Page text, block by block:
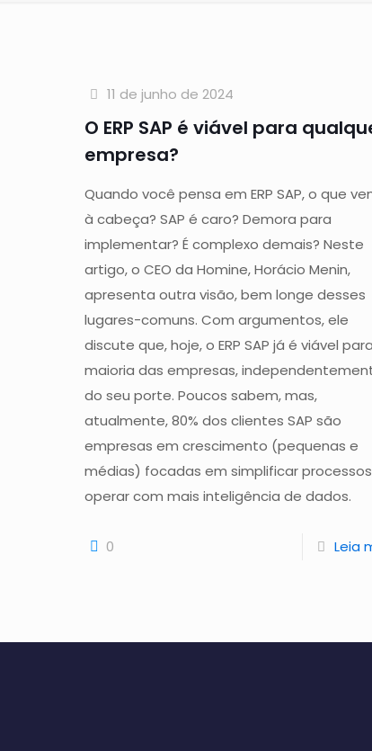
11 de junho de 2024
O ERP SAP é viável para
empresa?
Quando você pensa em ERP SAP, o que
à cabeça? SAP é caro? Demora para
implementar? É complexo demais? Neste
artigo, o CEO da Homine, Horácio Menin,
apresenta outra visão, bem longe desses
lugares-comuns. Com argumentos, ele
discute que, hoje, o ERP SAP já é viável
maioria das empresas,
do seu porte. Poucos sabem, mas,
atualmente, 80% dos clientes SAP são
empresas em crescimento (pequenas e
médias) focadas em simplificar
operar com mais inteligência de dados.
0 Leia